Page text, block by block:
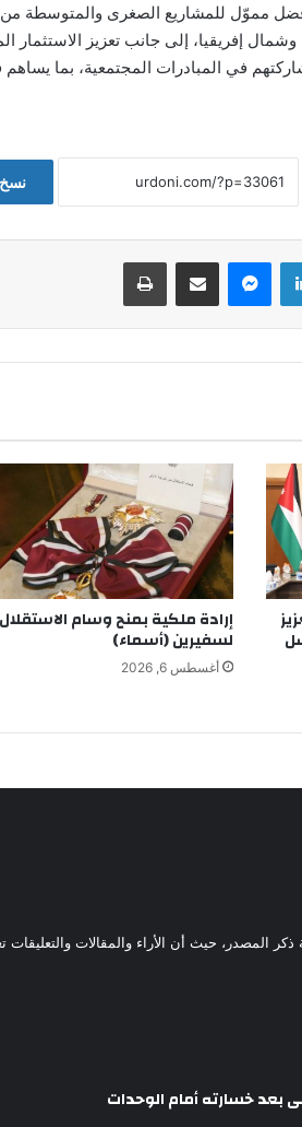
إفريقيا، إلى جانب تعزيز الاستثمار
في المبادرات المجتمعية، بما
نسخ
لينكدإن
إرادة ملكية بمنح وسام الاستقلال
لسفيرين (أسماء)
أغسطس 6, 2026
المصدر، حيث أن الأراء والمقالات والتعليقات
بعد خسارته أمام الوحدات